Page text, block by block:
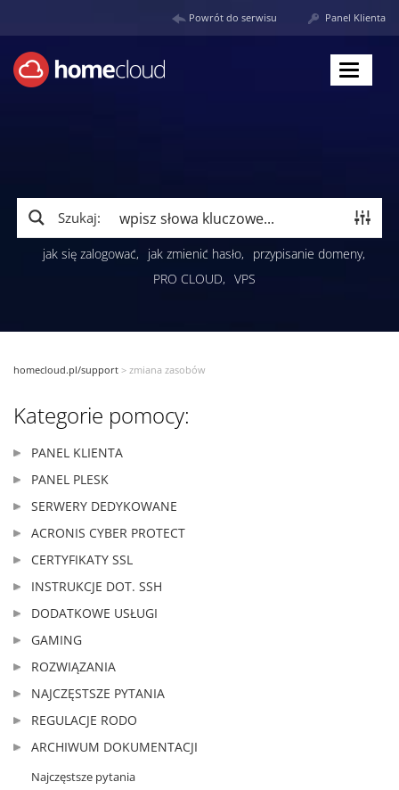
Powrót do serwisu Panel Klienta
Toggle
Szukaj:
jak się zalogować jak zmienić hasło
przypisanie domeny
PRO CLOUD
VPS
homecloud.pl/support > zmiana zasobów
Kategorie pomocy:
PANEL KLIENTA
PANEL PLESK
SERWERY DEDYKOWANE
ACRONIS CYBER PROTECT
CERTYFIKATY SSL
INSTRUKCJE DOT. SSH
DODATKOWE USŁUGI
GAMING
ROZWIĄZANIA
NAJCZĘSTSZE PYTANIA
REGULACJE RODO
ARCHIWUM DOKUMENTACJI
Najczęstsze pytania